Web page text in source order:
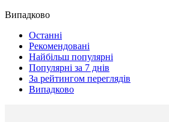
Випадково
Останні
Рекомендовані
Найбільш популярні
Популярні за 7 днів
За рейтингом переглядів
Випадково